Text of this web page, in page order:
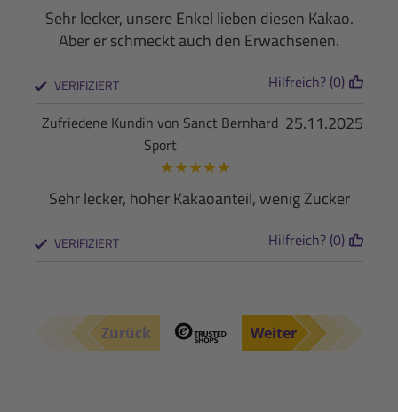
Sehr lecker, unsere Enkel lieben diesen Kakao.
Aber er schmeckt auch den Erwachsenen.
VERIFIZIERT Hilfreich? (0)
25.11.2025
Zufriedene Kundin von Sanct Bernhard
Sport
★★★★★
Sehr lecker, hoher Kakaoanteil, wenig Zucker
VERIFIZIERT Hilfreich? (0)
Zurück Weiter